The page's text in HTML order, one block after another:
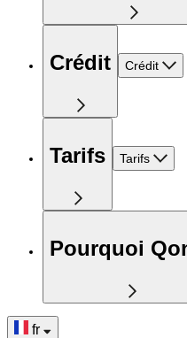
Crédit Crédit
Tarifs Tarifs
Pourquoi
fr